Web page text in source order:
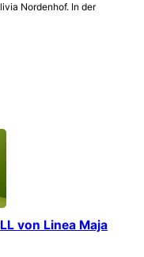
Nordenhof. In der
von Linea Maja